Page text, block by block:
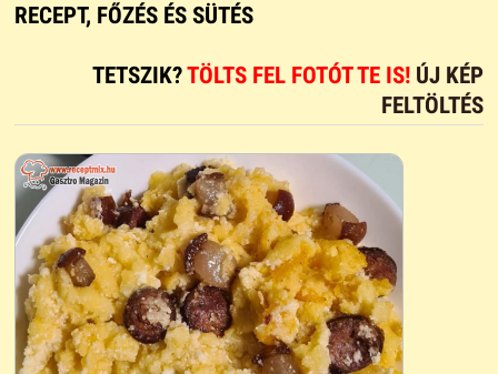
RECEPT, FŐZÉS ÉS SÜTÉS
TETSZIK?TÖLTS FEL FOTÓT TE IS! ÚJ KÉP
FELTÖLTÉS